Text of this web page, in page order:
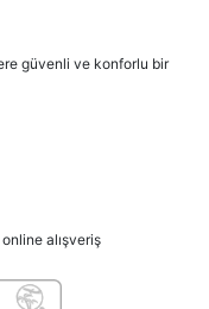
güvenli ve konforlu bir
alışveriş